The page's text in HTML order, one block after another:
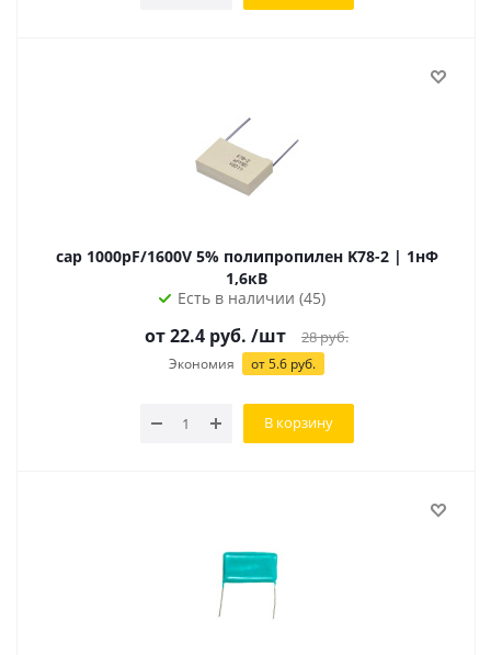
cap 1000pF/1600V 5% полипропилен K78-2 | 1нФ
1,6кВ
Есть в наличии (45)
от 22.4 руб. /шт 28руб.
Экономия от 5.6 руб.
В корзину